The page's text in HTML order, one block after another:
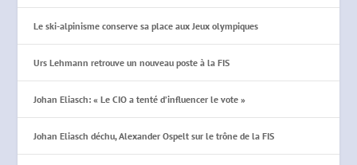
Le ski-alpinisme conserve sa place aux Jeux olympiques
Urs Lehmann retrouve un nouveau poste à la FIS
Johan Eliasch: « Le CIO a tenté d’influencer le vote »
Johan Eliasch déchu, Alexander Ospelt sur le trône de la FIS